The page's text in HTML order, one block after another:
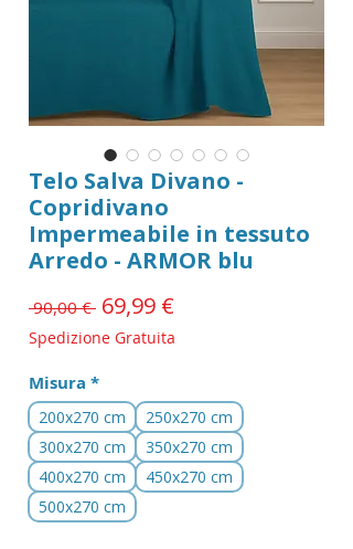
Telo Salva Divano -
Copridivano
Impermeabile in tessuto
Arredo - ARMOR blu
90,00 € Prezzo
regolare
69,99 €
Spedizione Gratuita
Misura *
200x270 cm
250x270 cm
300x270 cm
350x270 cm
400x270 cm
450x270 cm
500x270 cm